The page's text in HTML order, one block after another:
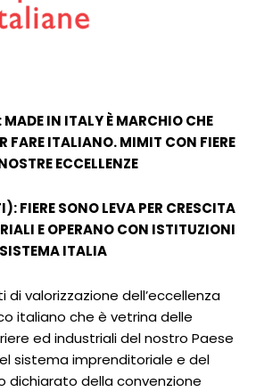
IN ITALY È MARCHIO CHE
FARE ITALIANO. MIMIT CON FIERE
ECCELLENZE
FIERE SONO LEVA PER CRESCITA
E OPERANO CON ISTITUZIONI
ITALIA
di valorizzazione dell’eccellenza
italiano che è vetrina delle
ed industriali del nostro Paese
sistema imprenditoriale e del
dichiarato della convenzione